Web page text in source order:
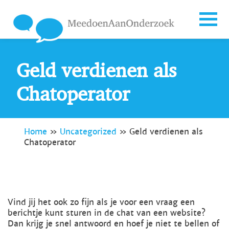
Geld verdienen als
Chatoperator
Home » Uncategorized » Geld verdienen als
Chatoperator
Vind jij het ook zo fijn als je voor een vraag een
berichtje kunt sturen in de chat van een website?
Dan krijg je snel antwoord en hoef je niet te bellen of